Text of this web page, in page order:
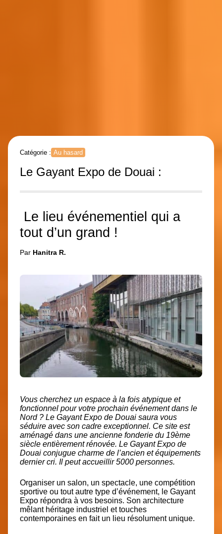
Catégorie : Au hasard
Le Gayant Expo de Douai :
Le lieu événementiel qui a
tout d’un grand !
Par Hanitra R.
Vous cherchez un espace à la fois atypique et
fonctionnel pour votre prochain événement dans le
Nord ? Le Gayant Expo de Douai saura vous
séduire avec son cadre exceptionnel. Ce site est
aménagé dans une ancienne fonderie du 19ème
siècle entièrement rénovée. Le Gayant Expo de
Douai conjugue charme de l’ancien et équipements
dernier cri. Il peut accueillir 5000 personnes.
Organiser un salon, un spectacle, une compétition
sportive ou tout autre type d’événement, le Gayant
Expo répondra à vos besoins. Son architecture
mêlant héritage industriel et touches
contemporaines en fait un lieu résolument unique.